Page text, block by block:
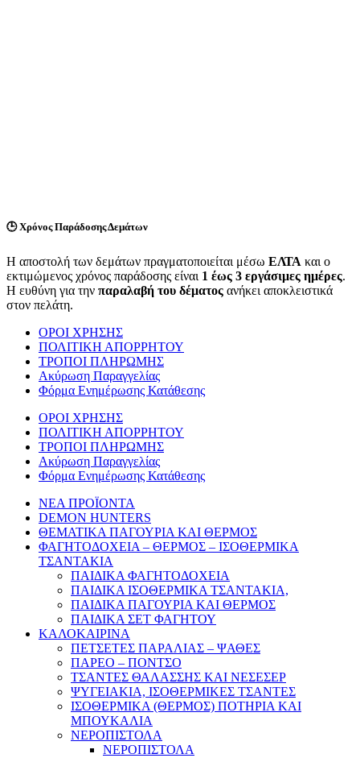
🕒Χρόνος Παράδοσης Δεμάτων
Η αποστολή των δεμάτων πραγματοποιείται μέσω ΕΛΤΑ και ο
εκτιμώμενος χρόνος παράδοσης είναι 1 έως 3 εργάσιμες ημέρες.
Η ευθύνη για την παραλαβή του δέματος ανήκει αποκλειστικά
στον πελάτη.
ΟΡΟΙ ΧΡΗΣΗΣ
ΠΟΛΙΤΙΚΗ ΑΠΟΡΡΗΤΟΥ
ΤΡΟΠΟΙ ΠΛΗΡΩΜΗΣ
Ακύρωση Παραγγελίας
Φόρμα Ενημέρωσης Κατάθεσης
ΟΡΟΙ ΧΡΗΣΗΣ
ΠΟΛΙΤΙΚΗ ΑΠΟΡΡΗΤΟΥ
ΤΡΟΠΟΙ ΠΛΗΡΩΜΗΣ
Ακύρωση Παραγγελίας
Φόρμα Ενημέρωσης Κατάθεσης
ΝΕΑ ΠΡΟΪΟΝΤΑ
DEMON HUNTERS
ΘΕΜΑΤΙΚΑ ΠΑΓΟΥΡΙΑ ΚΑΙ ΘΕΡΜΟΣ
ΦΑΓΗΤΟΔΟΧΕΙΑ – ΘΕΡΜΟΣ – ΙΣΟΘΕΡΜΙΚΑ
ΤΣΑΝΤΑΚΙΑ
ΠΑΙΔΙΚΑ ΦΑΓΗΤΟΔΟΧΕΙΑ
ΠΑΙΔΙΚΑ ΙΣΟΘΕΡΜΙΚΑ ΤΣΑΝΤΑΚΙΑ,
ΠΑΙΔΙΚΑ ΠΑΓΟΥΡΙΑ ΚΑΙ ΘΕΡΜΟΣ
ΠΑΙΔΙΚΑ ΣΕΤ ΦΑΓΗΤΟΥ
ΚΑΛΟΚΑΙΡΙΝΑ
ΠΕΤΣΕΤΕΣ ΠΑΡΑΛΙΑΣ – ΨΑΘΕΣ
ΠΑΡΕΟ – ΠΟΝΤΣΟ
ΤΣΑΝΤΕΣ ΘΑΛΑΣΣΗΣ ΚΑΙ ΝΕΣΕΣΕΡ
ΨΥΓΕΙΑΚΙΑ, ΙΣΟΘΕΡΜΙΚΕΣ ΤΣΑΝΤΕΣ
ΙΣΟΘΕΡΜΙΚΑ (ΘΕΡΜΟΣ) ΠΟΤΗΡΙΑ ΚΑΙ
ΜΠΟΥΚΑΛΙΑ
ΝΕΡΟΠΙΣΤΟΛΑ
ΝΕΡΟΠΙΣΤΟΛΑ